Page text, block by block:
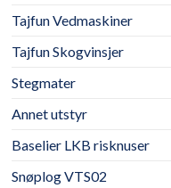
Tajfun Vedmaskiner
Tajfun Skogvinsjer
Stegmater
Annet utstyr
Baselier LKB risknuser
Snøplog VTS02